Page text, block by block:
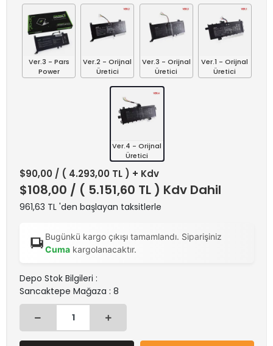
Ver.3 - Pars
Power
Ver.2 - Orijnal
Üretici
Ver.3 - Orijnal
Üretici
Ver.1 - Orijnal
Üretici
Ver.4 - Orijnal
Üretici
$90,00 / ( 4.293,00 TL ) + Kdv
$108,00 / ( 5.151,60 TL ) Kdv Dahil
961,63 TL 'den başlayan taksitlerle
Bugünkü kargo çıkışı tamamlandı. Siparişiniz
Cumakargolanacaktır.
Depo Stok Bilgileri :
Sancaktepe Mağaza : 8